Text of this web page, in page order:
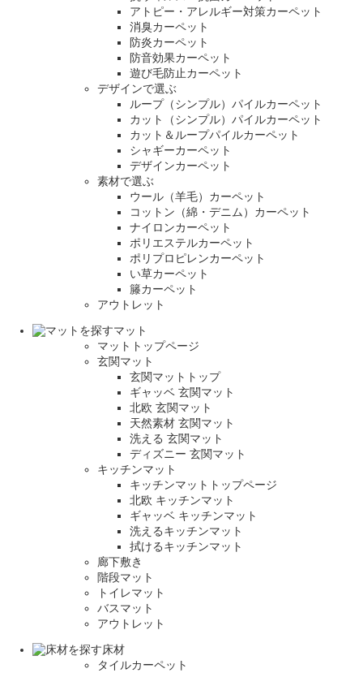
アトピー・アレルギー対策カーペット
消臭カーペット
防炎カーペット
防音効果カーペット
遊び毛防止カーペット
デザインで選ぶ
ループ（シンプル）パイルカーペット
カット（シンプル）パイルカーペット
カット＆ループパイルカーペット
シャギーカーペット
デザインカーペット
素材で選ぶ
ウール（羊毛）カーペット
コットン（綿・デニム）カーペット
ナイロンカーペット
ポリエステルカーペット
ポリプロピレンカーペット
い草カーペット
籐カーペット
アウトレット
マット
マットトップページ
玄関マット
玄関マットトップ
ギャッベ 玄関マット
北欧 玄関マット
天然素材 玄関マット
洗える 玄関マット
ディズニー 玄関マット
キッチンマット
キッチンマットトップページ
北欧 キッチンマット
ギャッベ キッチンマット
洗えるキッチンマット
拭けるキッチンマット
廊下敷き
階段マット
トイレマット
バスマット
アウトレット
床材
タイルカーペット